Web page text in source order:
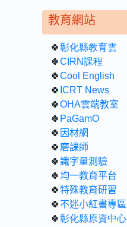
教育網站
🍀彰化縣教育雲
🍀CIRN課程
🍀Cool English
🍀 ICRT News
🍀OHA雲端教室
🍀 PaGamO
🍀 因材網
🍀 磨課師
🍀識字量測驗
🍀均一教育平台
🍀特殊教育研習
🍀 不迷小紅書專區
🍀彰化縣原資中心